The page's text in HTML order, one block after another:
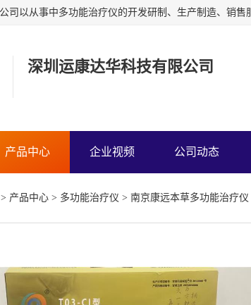
深圳运康达华科技有限公司
产品中心 企业视频 公司动态
> 产品中心 > 多功能治疗仪 > 南京康远本草多功能治疗仪